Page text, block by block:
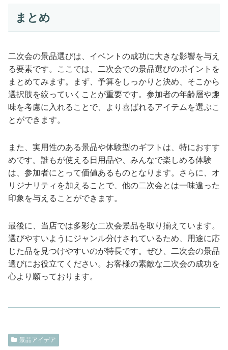
まとめ
二次会の景品選びは、イベントの成功に大きな影響を与え
る要素です。ここでは、二次会での景品選びのポイントを
まとめてみます。まず、予算をしっかりと決め、そこから
選択肢を絞っていくことが重要です。参加者の年齢層や趣
味を考慮に入れることで、より喜ばれるアイテムを選ぶこ
とができます。
また、実用性のある景品や体験型のギフトは、特におすす
めです。誰もが使える日用品や、みんなで楽しめる体験
は、参加者にとって価値あるものとなります。さらに、オ
リジナリティを加えることで、他の二次会とは一味違った
印象を与えることができます。
最後に、当店では多彩な二次会景品を取り揃えています。
選びやすいようにジャンル分けされているため、用途に応
じた品を見つけやすいのが特長です。ぜひ、二次会の景品
選びにお役立てください。お客様の素敵な二次会の成功を
心より願っております。
景品アイデア